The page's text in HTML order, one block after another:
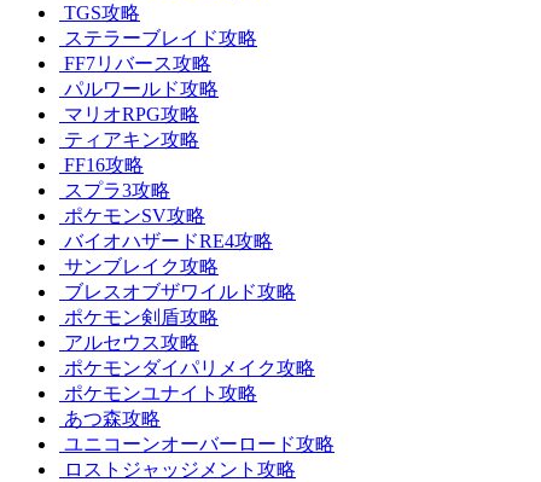
TGS攻略
ステラーブレイド攻略
FF7リバース攻略
パルワールド攻略
マリオRPG攻略
ティアキン攻略
FF16攻略
スプラ3攻略
ポケモンSV攻略
バイオハザードRE4攻略
サンブレイク攻略
ブレスオブザワイルド攻略
ポケモン剣盾攻略
アルセウス攻略
ポケモンダイパリメイク攻略
ポケモンユナイト攻略
あつ森攻略
ユニコーンオーバーロード攻略
ロストジャッジメント攻略